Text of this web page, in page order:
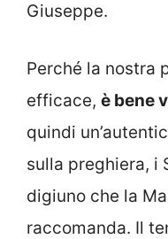
Giuseppe.
Perché la nostra
efficace, è bene
quindi
sulla preghiera, i
digiuno che la
raccomanda. Il